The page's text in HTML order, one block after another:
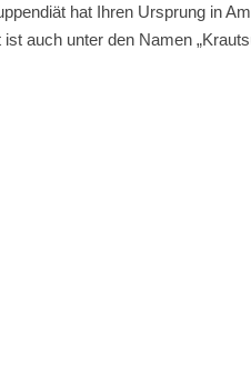
hat Ihren Ursprung in
auch unter den Namen